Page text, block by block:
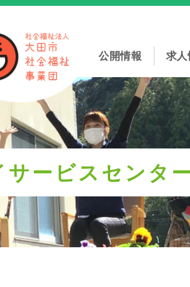
公開情報 求人
サービスセンタ